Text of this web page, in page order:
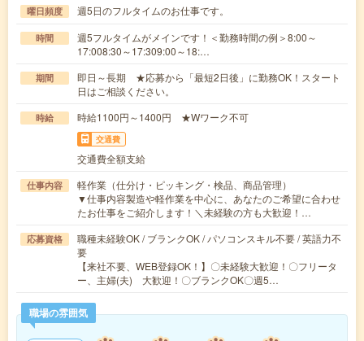
曜日頻度 週5日のフルタイムのお仕事です。
時間
週5フルタイムがメインです！＜勤務時間の例＞8:00～
17:008:30～17:309:00～18:…
期間
即日～長期 ★応募から「最短2日後」に勤務OK！スタート
日はご相談ください。
時給 時給1100円～1400円 ★Wワーク不可
交通費
交通費全額支給
仕事内容
軽作業（仕分け・ピッキング・検品、商品管理）
▼仕事内容製造や軽作業を中心に、あなたのご希望に合わせ
たお仕事をご紹介します！＼未経験の方も大歓迎！…
応募資格
職種未経験OK / ブランクOK / パソコンスキル不要 / 英語力不
要
【来社不要、WEB登録OK！】〇未経験大歓迎！〇フリータ
ー、主婦(夫) 大歓迎！〇ブランクOK〇週5…
職場の雰囲気